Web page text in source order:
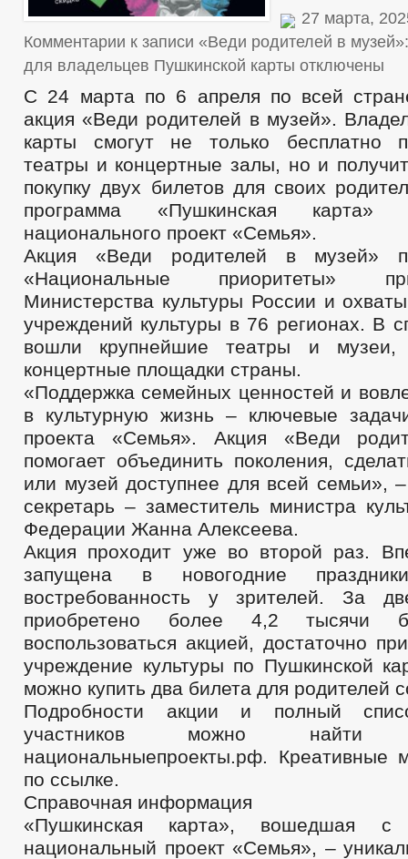
27 марта,
Комментарии к записи «Веди родителей в
для владельцев Пушкинской карты отключены
С 24 марта по 6 апреля по всей
акция «Веди родителей в музей».
карты смогут не только бесплатно
театры и концертные залы, но и
покупку двух билетов для своих
программа «Пушкинская карта»
национального проект «Семья».
Акция «Веди родителей в музей»
«Национальные приоритеты»
Министерства культуры России и
учреждений культуры в 76 регионах. В
вошли крупнейшие театры и музеи,
концертные площадки страны.
«Поддержка семейных ценностей и
в культурную жизнь – ключевые
проекта «Семья». Акция «Веди
помогает объединить поколения,
или музей доступнее для всей семьи»,
секретарь – заместитель министра
Федерации Жанна Алексеева.
Акция проходит уже во второй раз.
запущена в новогодние
востребованность у зрителей. За
приобретено более 4,2 тысячи
воспользоваться акцией, достаточно
учреждение культуры по Пушкинской
можно купить два билета для родителей
Подробности акции и полный
участников можно
национальныепроекты.рф. Креативные
по ссылке.
Справочная информация
«Пушкинская карта», вошедшая
национальный проект «Семья», –